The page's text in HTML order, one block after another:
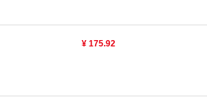
¥ 175.92